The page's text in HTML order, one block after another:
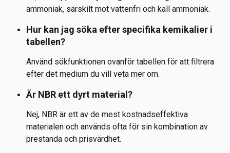
ammoniak, särskilt mot vattenfri och kall ammoniak.
Hur kan jag söka efter specifika kemikalier i
tabellen?
Använd sökfunktionen ovanför tabellen för att filtrera
efter det medium du vill veta mer om.
Är NBR ett dyrt material?
Nej, NBR är ett av de mest kostnadseffektiva
materialen och används ofta för sin kombination av
prestanda och prisvärdhet.